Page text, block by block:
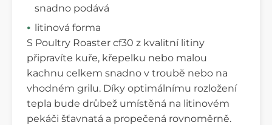
snadno podává
litinová forma
S Poultry Roaster cf30 z kvalitní litiny
připravíte kuře, křepelku nebo malou
kachnu celkem snadno v troubě nebo na
vhodném grilu. Díky optimálnímu rozložení
tepla bude drůbež umístěná na litinovém
pekáči šťavnatá a propečená rovnoměrně.